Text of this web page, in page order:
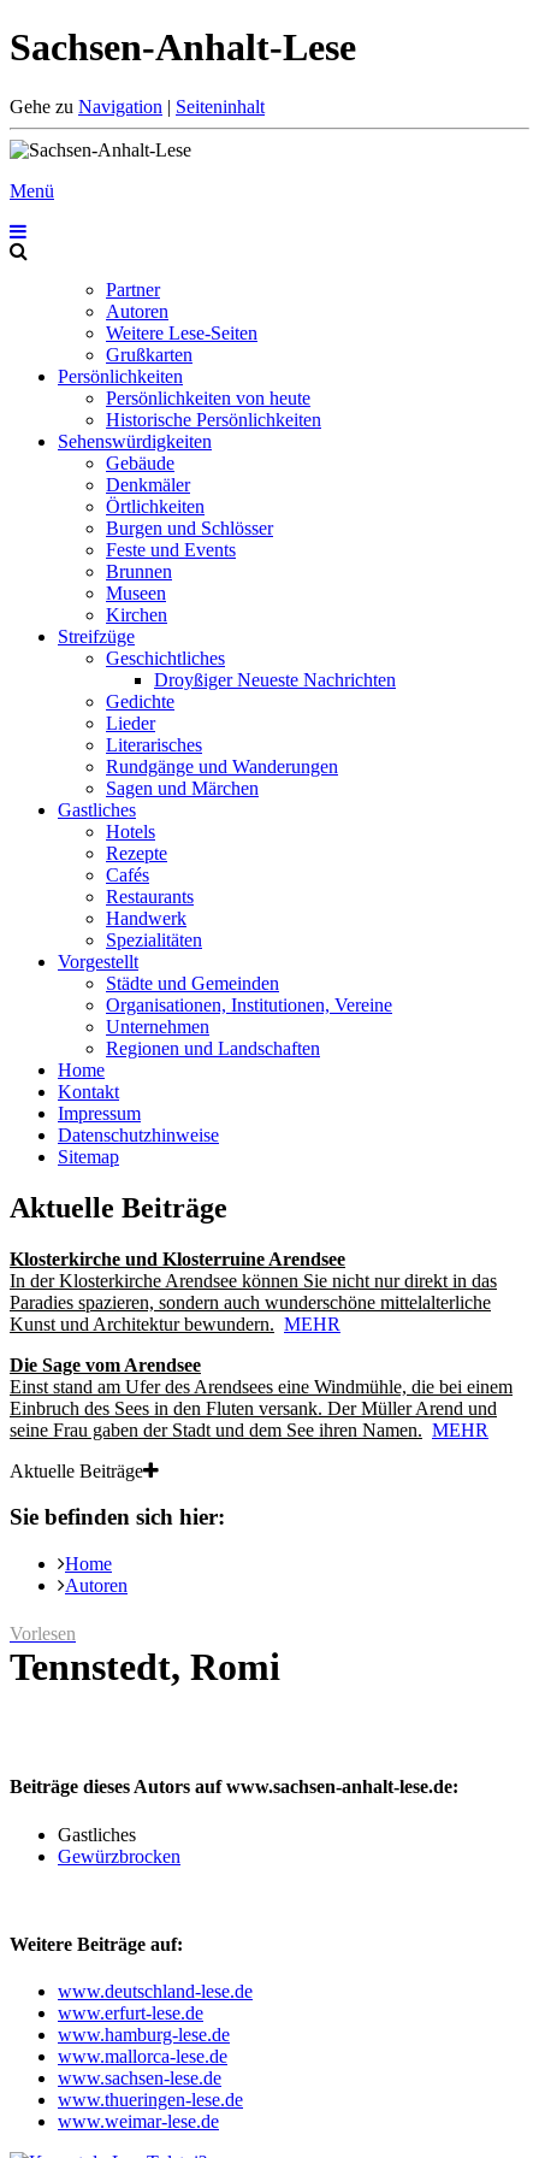
Sachsen-Anhalt-Lese
Gehe zu Navigation | Seiteninhalt
Menü
Partner
Autoren
Weitere Lese-Seiten
Grußkarten
Persönlichkeiten
Persönlichkeiten von heute
Historische Persönlichkeiten
Sehenswürdigkeiten
Gebäude
Denkmäler
Örtlichkeiten
Burgen und Schlösser
Feste und Events
Brunnen
Museen
Kirchen
Streifzüge
Geschichtliches
Droyßiger Neueste Nachrichten
Gedichte
Lieder
Literarisches
Rundgänge und Wanderungen
Sagen und Märchen
Gastliches
Hotels
Rezepte
Cafés
Restaurants
Handwerk
Spezialitäten
Vorgestellt
Städte und Gemeinden
Organisationen, Institutionen, Vereine
Unternehmen
Regionen und Landschaften
Home
Kontakt
Impressum
Datenschutzhinweise
Sitemap
Aktuelle Beiträge
Klosterkirche und Klosterruine Arendsee
In der Klosterkirche Arendsee können Sie nicht nur direkt in das
Paradies spazieren, sondern auch wunderschöne mittelalterliche
Kunst und Architektur bewundern. MEHR
Die Sage vom Arendsee
Einst stand am Ufer des Arendsees eine Windmühle, die bei einem
Einbruch des Sees in den Fluten versank. Der Müller Arend und
seine Frau gaben der Stadt und dem See ihren Namen. MEHR
Aktuelle Beiträge
Sie befinden sich hier:
Home
Autoren
Vorlesen
Tennstedt, Romi
Beiträge dieses Autors auf www.sachsen-anhalt-lese.de:
Gastliches
Gewürzbrocken
Weitere Beiträge auf:
www.deutschland-lese.de
www.erfurt-lese.de
www.hamburg-lese.de
www.mallorca-lese.de
www.sachsen-lese.de
www.thueringen-lese.de
www.weimar-lese.de